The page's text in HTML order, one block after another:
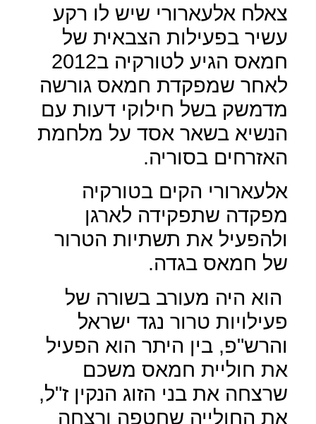
צאלח אלעארורי שיש לו רקע
עשיר בפעילות הצבאית של
חמאס הגיע לטורקיה ב2012
לאחר שמפקדת חמאס גורשה
מדמשק בשל חילוקי דעות עם
הנשיא בשאר אסד על מלחמת
האזרחים בסוריה.
אלעארורי הקים בטורקיה
מפקדה שתפקידה לארגן
ולהפעיל את תשתיות הטרור
של חמאס בגדה.
הוא היה מעורב בשורה של
פעילויות טרור נגד ישראל
והרש"פ, בין היתר הוא הפעיל
את חוליית חמאס משכם
שרצחה את בני הזוג הנקין ז"ל,
את החולייה שחטפה ורצחה